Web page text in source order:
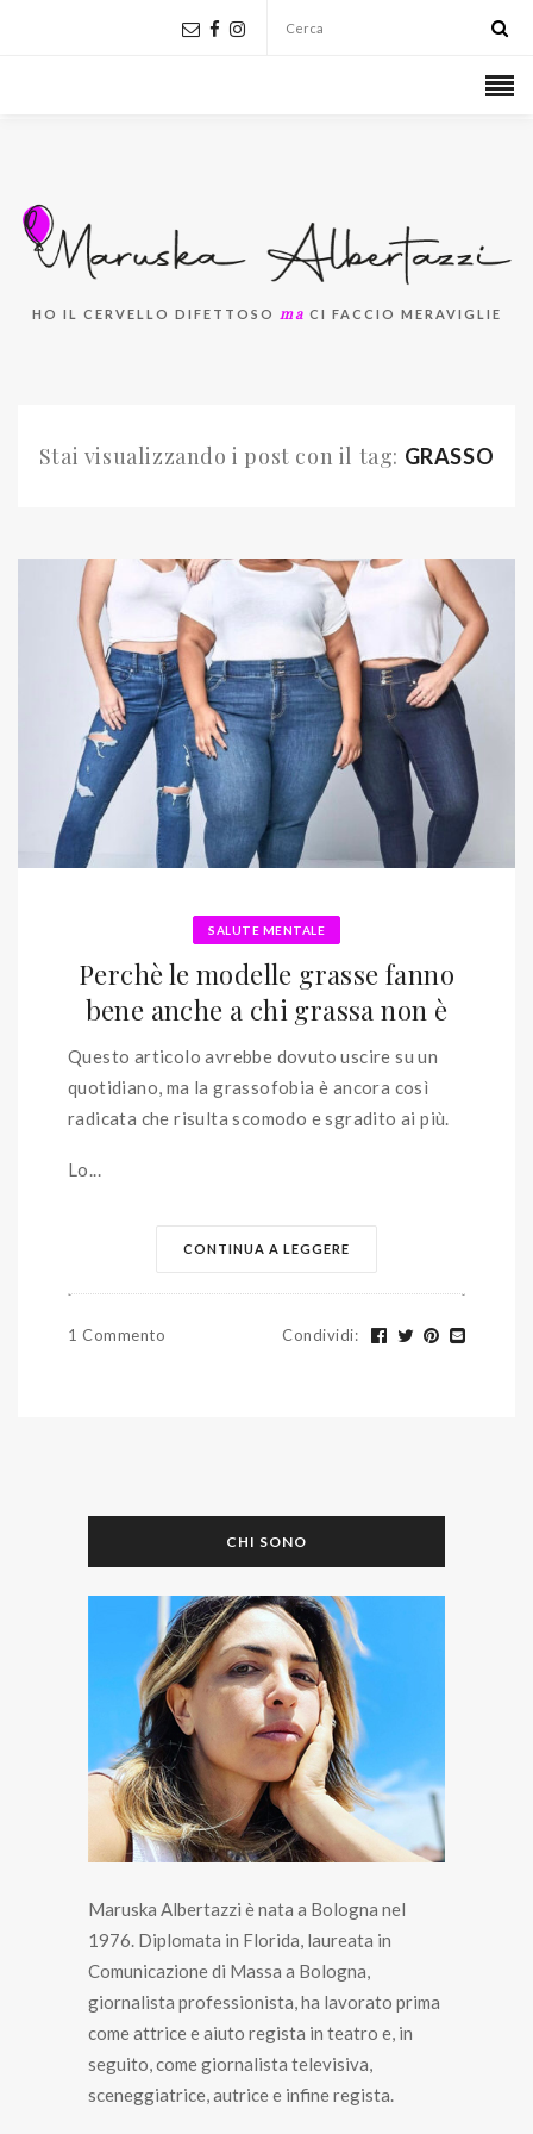
HO IL CERVELLO DIFETTOSO ma CI FACCIO MERAVIGLIE
Stai visualizzando i post con il tag: GRASSO
SALUTE MENTALE
Perchè le modelle grasse fanno
bene anche a chi grassa non è
Questo articolo avrebbe dovuto uscire su un
quotidiano, ma la grassofobia è ancora così
radicata che risulta scomodo e sgradito ai più.
Lo...
CONTINUA A LEGGERE
1 Commento Condividi:
CHI SONO
Maruska Albertazzi è nata a Bologna nel
1976. Diplomata in Florida, laureata in
Comunicazione di Massa a Bologna,
giornalista professionista, ha lavorato prima
come attrice e aiuto regista in teatro e, in
seguito, come giornalista televisiva,
sceneggiatrice, autrice e infine regista.